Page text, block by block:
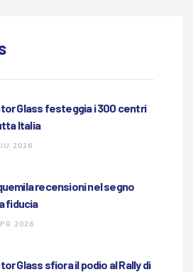
Glass festeggia i 300 centri
Italia
2026
recensioni nel segno
fiducia
2026
Glass sfiora il podio al Rally di